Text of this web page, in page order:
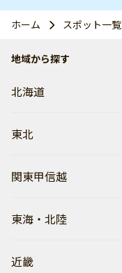
ホーム スポット一覧
地域から探す
北海道
東北
関東甲信越
東海・北陸
近畿